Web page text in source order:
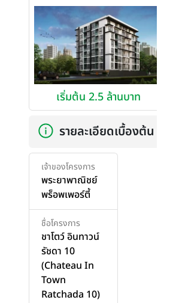
เริ่มต้น 2.5 ล้านบาท
รายละเอียดเบื้องต้น
เจ้าของโครงการ
พระยาพาณิชย์
พร็อพเพอร์ตี้
ชื่อโครงการ
ชาโตว์ อินทาวน์
รัชดา 10
(Chateau In
Town
Ratchada 10)